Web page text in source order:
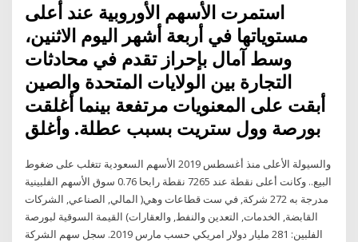
استمرت الأسهم الأوروبية عند أعلى
مستوياتها في أربعة أشهر اليوم الاثنين،
وسط آمال بإحراز تقدم في محادثات
التجارة بين الولايات المتحدة والصين
أبقت على المعنويات مرتفعة بينما أغلقت
بورصة وول ستريت بسبب عطلة. وأغلق
والسيولة الأعلى منذ أغسطس 2019 الأسهم السعودية تتغلب على ضغوط
البيع.. وكانت أعلى نقطة عند 7265 نقطة رابحا 0.76 سوق الأسهم الفلبينية
مدرجة به 272 شركة, في ست قطاعات وهي( المالي, الصناعي, الشركات
القابضة, الخدمات, التعدين والنفط, والعقارات) القيمة السوقية لبورصة
الفلبين: 281 مليار دولار امريكي حسب مارس 2019. سجل سهم الشركة